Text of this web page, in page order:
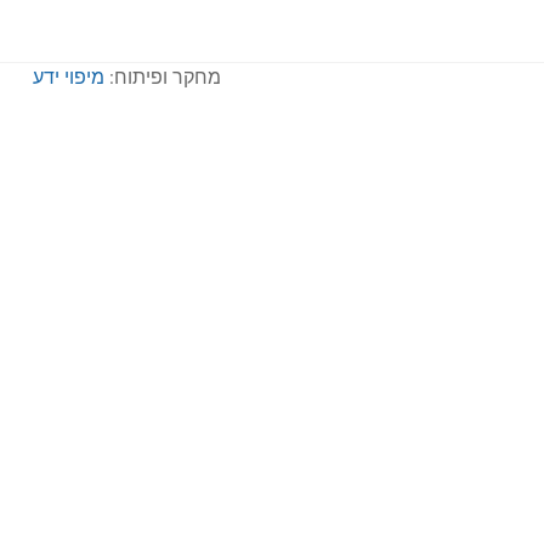
מחקר ופיתוח: מיפוי ידע